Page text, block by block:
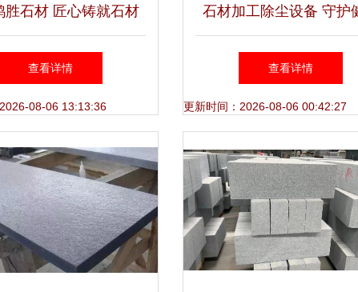
胜石材 匠心铸就石材
加工之美
查看详情
08-06 13:13:36
石材加工除尘设备 守护
与环境的必然选择
查看详情
更新时间：2026-08-06 00:42:27